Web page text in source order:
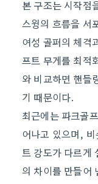
본 구조는 시작점
스윙의 흐름을 서
여성 골퍼의 체격
프트 무게를 최적
와 비교하면 핸들
기 때문이다.
최근에는 파크골
어나고 있으며,
트 강도가 다르게
의 차이를 만들어